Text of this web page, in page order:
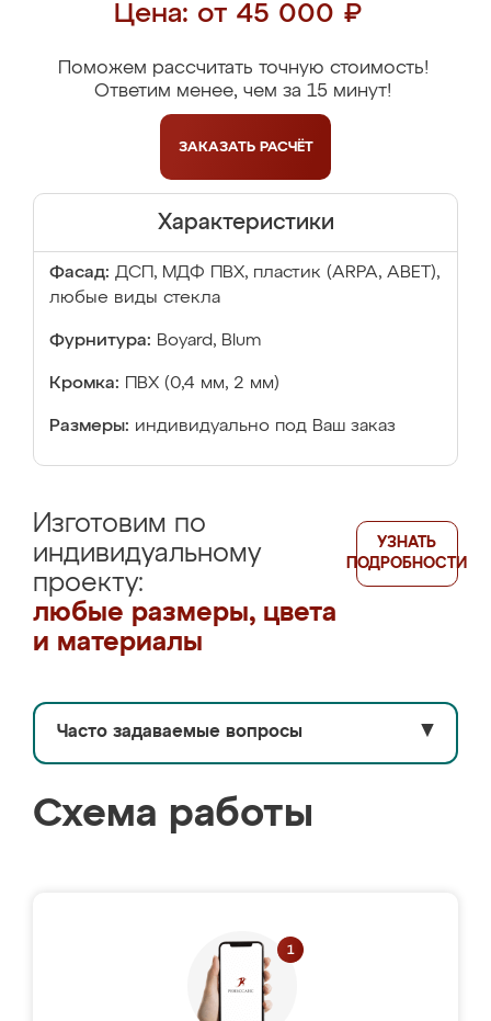
Цена: от 45 000 ₽
Поможем рассчитать точную стоимость!
Ответим менее, чем за 15 минут!
ЗАКАЗАТЬ РАСЧЁТ
Характеристики
Фасад: ДСП, МДФ ПВХ, пластик (ARPA, ABET),
любые виды стекла
Фурнитура: Boyard, Blum
Кромка: ПВХ (0,4 мм, 2 мм)
Размеры: индивидуально под Ваш заказ
Изготовим по
индивидуальному
проекту:
любые размеры, цвета
и материалы
УЗНАТЬ
ПОДРОБНОСТИ
Часто задаваемые вопросы ▼
Схема работы